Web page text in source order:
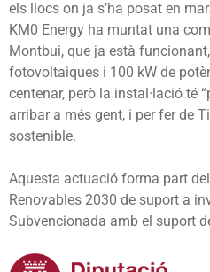
els llocs on ja s’ha posat en
KM0 Energy ha muntat una
Montbui, que ja està
fotovoltai­ques i 100 kW de
centenar, però la instal·lació té
arribar a més gent, i per fer de
sostenible.
Aquesta actuació forma part
Renovables 2030 de suport a
Subvencionada amb el suport